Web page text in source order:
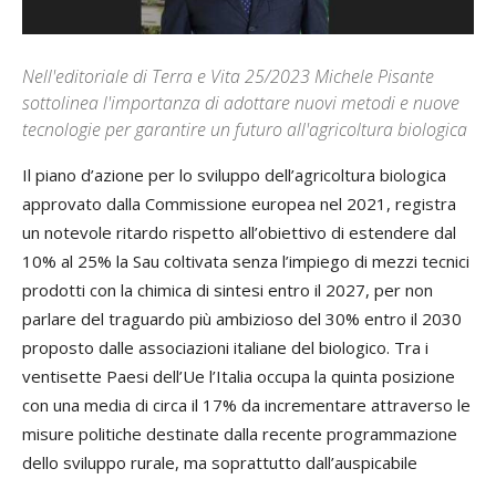
Nell'editoriale di Terra e Vita 25/2023 Michele Pisante
sottolinea l'importanza di adottare nuovi metodi e nuove
tecnologie per garantire un futuro all'agricoltura biologica
Il piano d’azione per lo sviluppo dell’agricoltura biologica
approvato dalla Commissione europea nel 2021, registra
un notevole ritardo rispetto all’obiettivo di estendere dal
10% al 25% la Sau coltivata senza l’impiego di mezzi tecnici
prodotti con la chimica di sintesi entro il 2027, per non
parlare del traguardo più ambizioso del 30% entro il 2030
proposto dalle associazioni italiane del biologico. Tra i
ventisette Paesi dell’Ue l’Italia occupa la quinta posizione
con una media di circa il 17% da incrementare attraverso le
misure politiche destinate dalla recente programmazione
dello sviluppo rurale, ma soprattutto dall’auspicabile